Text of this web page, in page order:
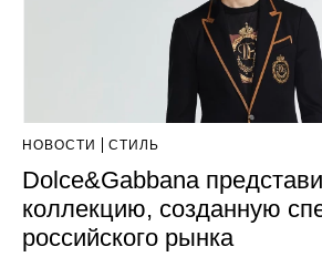
НОВОСТИ СТИЛЬ
Dolce&Gabbana
коллекцию, созданную
российского рынка